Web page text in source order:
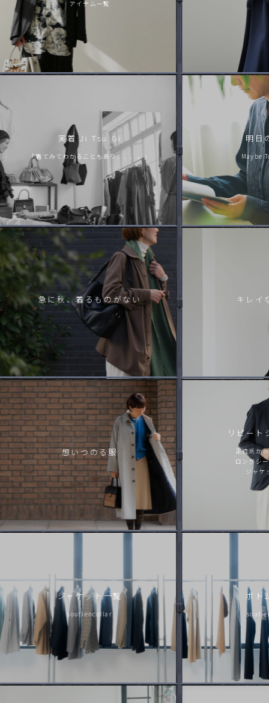
アイテム一覧
実着 Ji Tsu Gi
「着てみてわかることもあり、、、。」
明日
Maybe
急に秋、着るものがない キレイ
想いつのる服
リピート
正統派か
ロングシ
ジャケ
ジャケット一覧
soutiencollar
ボト